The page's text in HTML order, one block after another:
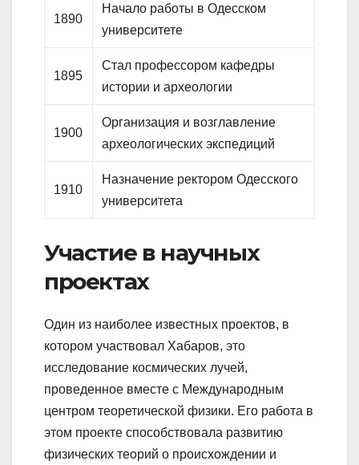
1890
Начало работы в Одесском
университете
1895
Стал профессором кафедры
истории и археологии
1900
Организация и возглавление
археологических экспедиций
1910
Назначение ректором Одесского
университета
Участие в научных
проектах
Один из наиболее известных проектов, в
котором участвовал Хабаров, это
исследование космических лучей,
проведенное вместе с Международным
центром теоретической физики. Его работа в
этом проекте способствовала развитию
физических теорий о происхождении и